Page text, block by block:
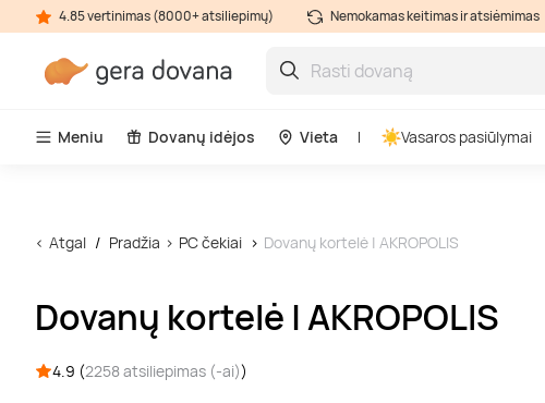
4.85 vertinimas (8000+ atsiliepimų) Nemokamas keitimas ir atsiėmimas
Meniu Dovanų idėjos Vieta Vasaros pasiūlymai
Atgal Pradžia PC čekiai Dovanų kortelė | AKROPOLIS
Dovanų kortelė | AKROPOLIS
4.9 (2258 atsiliepimas (-ai))